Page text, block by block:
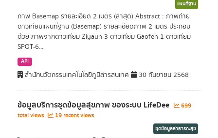
แผนที่ฐาน
ภาพ Basemap รายละเอียด 2 เมตร (ล่าสุด) Abstract : ภาพถ่าย
ดาวเทียมแผนที่ฐาน (Basemap) รายละเอียดภาพ 2 เมตร ประกอบ
ด้วย ภาพจากดาวเทียม Ziyaun-3 ดาวเทียม Gaofen-1 ดาวเทียม
SPOT-6...
API
สำนักนวัตกรรมเทคโนโลยีภูมิสารสนเทศ 30 กันยายน 2568
ข้อมูลบริการชุดข้อมูลสุขภาพ ของระบบ LifeDee
699
total views
19 recent views
ชุดข้อมูลสาธารณสุข